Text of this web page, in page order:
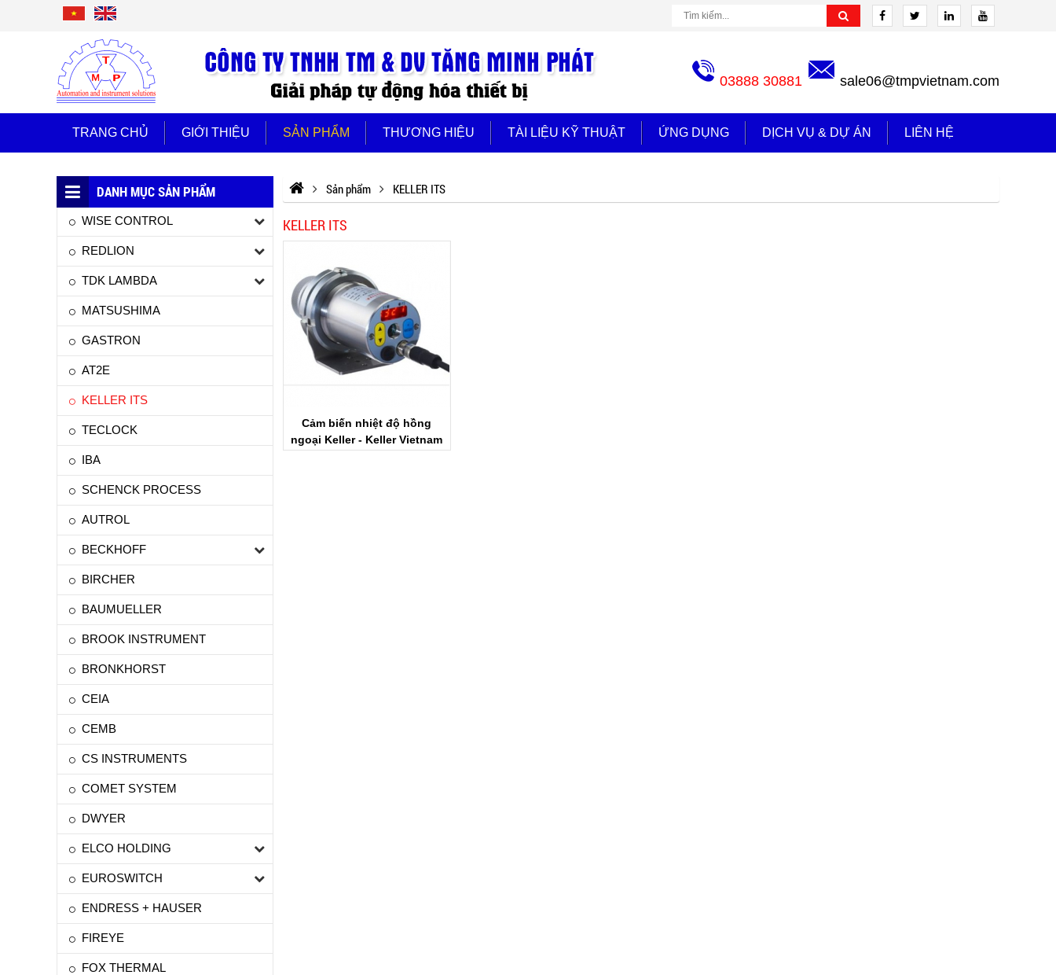
03888 30881 sale06@tmpvietnam.com
TRANG CHỦ GIỚI THIỆU SẢN PHẨM THƯƠNG HIỆU TÀI LIỆU KỸ THUẬT ỨNG DỤNG DỊCH VỤ & DỰ ÁN LIÊN HỆ
Sản phẩm KELLER ITS
KELLER ITS
Cảm biến nhiệt độ hồng
ngoại Keller - Keller Vietnam
DANH MỤC SẢN PHẨM
WISE CONTROL
REDLION
TDK LAMBDA
MATSUSHIMA
GASTRON
AT2E
KELLER ITS
TECLOCK
IBA
SCHENCK PROCESS
AUTROL
BECKHOFF
BIRCHER
BAUMUELLER
BROOK INSTRUMENT
BRONKHORST
CEIA
CEMB
CS INSTRUMENTS
COMET SYSTEM
DWYER
ELCO HOLDING
EUROSWITCH
ENDRESS + HAUSER
FIREYE
FOX THERMAL